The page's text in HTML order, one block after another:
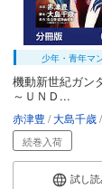
少年・青年マ
機動新世紀ガン
～ＵＮＤ...
赤津豊 大島千歳
続巻入荷
試し